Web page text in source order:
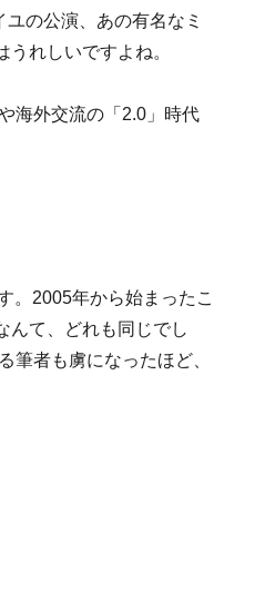
の公演、あの有名なミ
れしいですよね。
海外交流の「2.0」時代
。2005年から始まったこ
んて、どれも同じでし
筆者も虜になったほど、